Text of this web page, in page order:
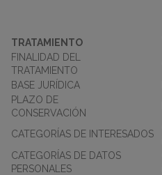
TRATAMIENTO
FINALIDAD DEL
TRATAMIENTO
BASE JURÍDICA
PLAZO DE
CONSERVACIÓN
CATEGORÍAS DE INTERESADOS
CATEGORÍAS DE DATOS
PERSONALES